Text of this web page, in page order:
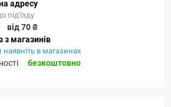
адресу
під'їзду
від 70 ₴
з магазинів
наявніть в магазинах
безкоштовно